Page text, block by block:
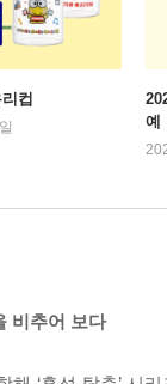
컵
예
비추어 보다